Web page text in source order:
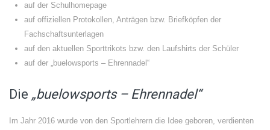
auf der Schulhomepage
auf offiziellen Protokollen, Anträgen bzw. Briefköpfen der
Fachschaftsunterlagen
auf den aktuellen Sporttrikots bzw. den Laufshirts der Schüler
auf der „buelowsports – Ehrennadel“
Die „buelowsports – Ehrennadel“
Im Jahr 2016 wurde von den Sportlehrern die Idee geboren, verdienten